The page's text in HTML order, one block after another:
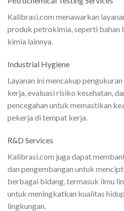
Kalibrasi.com menawarkan
produk petrokimia, seperti bahan
kimia lainnya.
Industrial Hygiene
Layanan ini mencakup
kerja, evaluasi risiko kesehatan,
pencegahan untuk memastikan
pekerja di tempat kerja.
R&D Services
Kalibrasi.com juga dapat
dan pengembangan untuk
berbagai bidang, termasuk ilmu
untuk meningkatkan kualitas
lingkungan.